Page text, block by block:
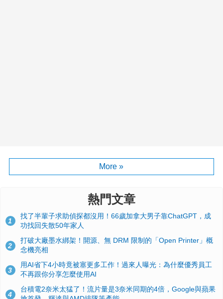
More »
熱門文章
1
找了半輩子求助偵探都沒用！66歲加拿大男子靠ChatGPT，成
功找回失散50年家人
2
打破大廠墨水綁架！開源、無 DRM 限制的「Open Printer」概
念機亮相
3
用AI省下4小時竟被塞更多工作！過來人曝光：為什麼優秀員工
不再跟你分享怎麼使用AI
4
台積電2奈米太猛了！流片量是3奈米同期的4倍，Google與蘋果